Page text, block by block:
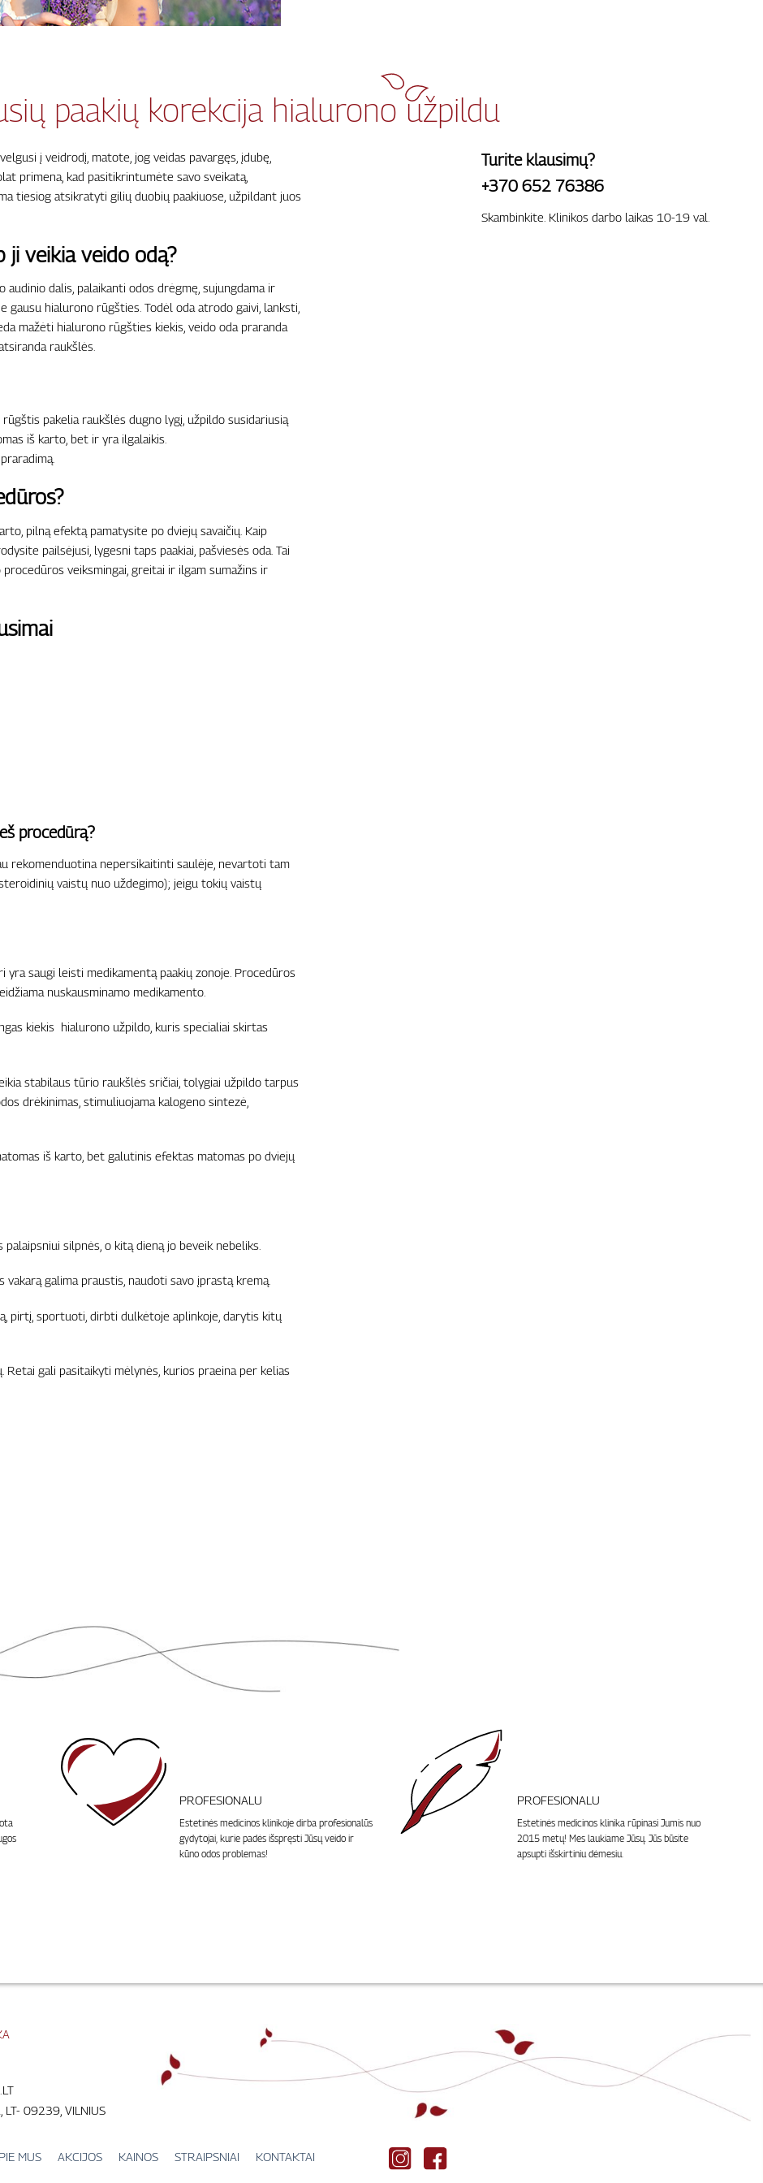
paakių korekcija hialurono užpildu
į veidrodį, matote, jog veidas pavargęs, įdubę,
primena, kad pasitikrintumėte savo sveikatą,
tiesiog atsikratyti gilių duobių paakiuose, užpildant juos
veikia veido odą?
audinio dalis, palaikanti odos drėgmę, sujungdama ir
gausu hialurono rūgšties. Todėl oda atrodo gaivi, lanksti,
mažėti hialurono rūgšties kiekis, veido oda praranda
raukšlės.
pakelia raukšlės dugno lygį, užpildo susidariusią
iš karto, bet ir yra ilgalaikis.
pilną efektą pamatysite po dviejų savaičių. Kaip
pailsėjusi, lygesni taps paakiai, pašviesės oda. Tai
veiksmingai, greitai ir ilgam sumažins ir
procedūrą?
rekomenduotina nepersikaitinti saulėje, nevartoti tam
vaistų nuo uždegimo); jeigu tokių vaistų
yra saugi leisti medikamentą paakių zonoje. Procedūros
nuskausminamo medikamento.
kiekis hialurono užpildo, kuris specialiai skirtas
stabilaus tūrio raukšlės sričiai, tolygiai užpildo tarpus
drėkinimas, stimuliuojama kalogeno sintezė,
iš karto, bet galutinis efektas matomas po dviejų
silpnės, o kitą dieną jo beveik nebeliks.
galima praustis, naudoti savo įprastą kremą.
pirtį, sportuoti, dirbti dulkėtoje aplinkoje, darytis kitų
Retai gali pasitaikyti mėlynės, kurios praeina per kelias
Turite klausimų?
+370 652 76386
Skambinkite. Klinikos darbo laikas 10-19 val.
PROFESIONALU
Estetinės medicinos klinikoje dirba profesionalūs
gydytojai, kurie padės išspręsti Jūsų veido ir
kūno odos problemas!
PROFESIONALU
Estetinės medicinos klinika rūpinasi Jumis nuo
2015 metų! Mes laukiame Jūsų. Jūs būsite
apsupti išskirtiniu dėmesiu.
LT- 09239, VILNIUS
MUS AKCIJOS KAINOS STRAIPSNIAI KONTAKTAI